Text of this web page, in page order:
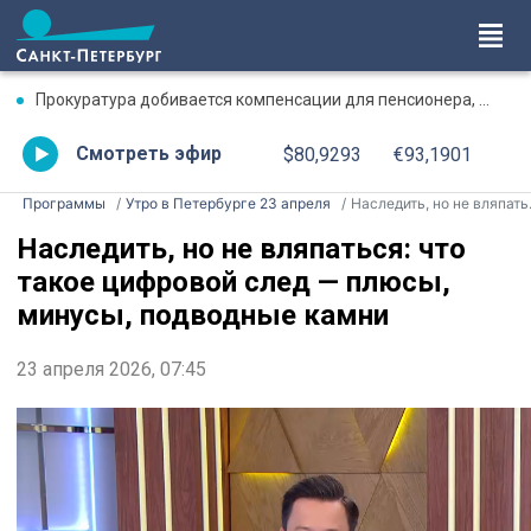
Прокуратура добивается компенсации для пенсионера, пострадавшего в ДТП в Калининском районе
Смотреть эфир $80,9293 €93,1901
Программы Утро в Петербурге 23 апреля Наследить, но не вляпаться: что такое цифровой след — плюсы, минусы, подводные камни
Наследить, но не вляпаться: что
такое цифровой след — плюсы,
минусы, подводные камни
23 апреля 2026, 07:45